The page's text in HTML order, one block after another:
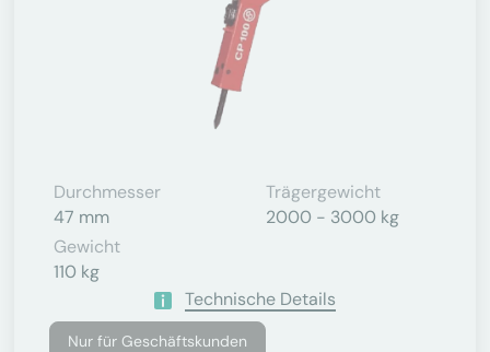
Durchmesser
47 mm
Trägergewicht
2000 - 3000 kg
Gewicht
110 kg
Technische Details
Nur für Geschäftskunden